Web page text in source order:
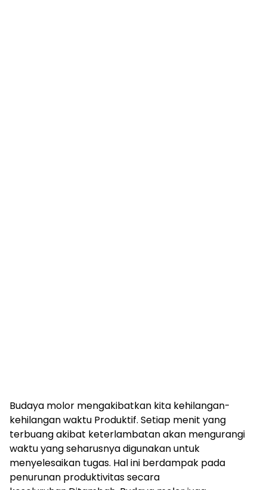
Budaya molor mengakibatkan kita kehilangan-
kehilangan waktu Produktif. Setiap menit yang
terbuang akibat keterlambatan akan mengurangi
waktu yang seharusnya digunakan untuk
menyelesaikan tugas. Hal ini berdampak pada
penurunan produktivitas secara